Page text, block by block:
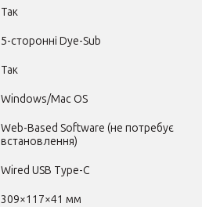
Так
5-сторонні Dye-Sub
Так
Windows/Mac OS
Web-Based Software (не потребує
встановлення)
Wired USB Type-C
309×117×41 мм